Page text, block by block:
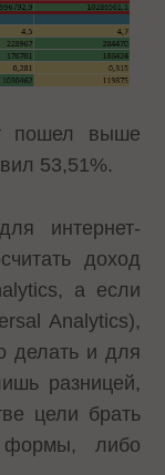
пошел выше
53,51%.
интернет-
доход
а если
Analytics),
делать и для
разницей,
цели брать
формы, либо